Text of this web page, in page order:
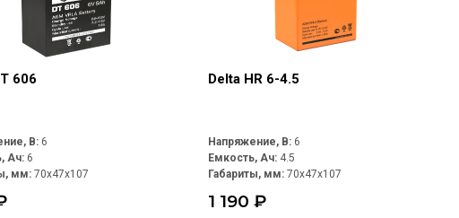
606
В: 6
Ач: 6
мм:70x47x107
Delta HR 6-4.5
Напряжение, В: 6
Емкость, Ач: 4.5
Габариты, мм: 70x47x107
1 190 ₽